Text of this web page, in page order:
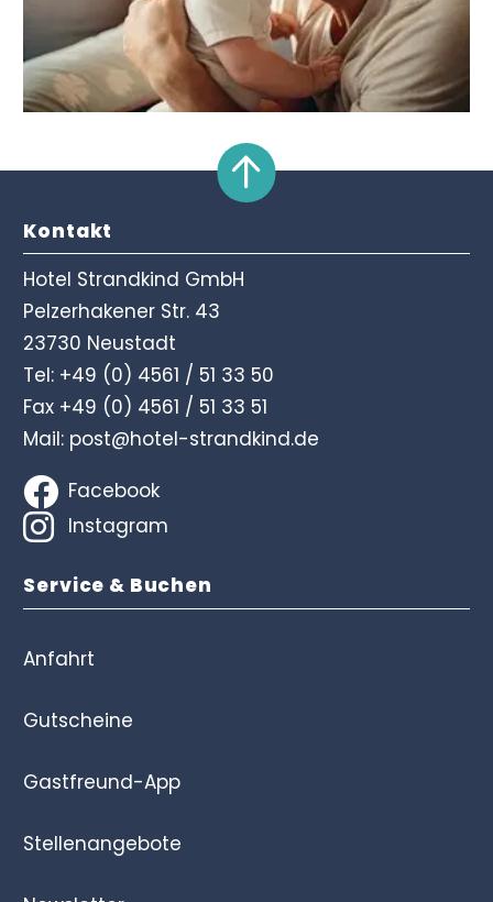
Kontakt
Hotel Strandkind GmbH
Pelzerhakener Str. 43
23730 Neustadt
Tel: +49 (0) 4561 / 51 33 50
Fax +49 (0) 4561 / 51 33 51
Mail: post@hotel-strandkind.de
Facebook
Instagram
Service & Buchen
Anfahrt
Gutscheine
Gastfreund-App
Stellenangebote